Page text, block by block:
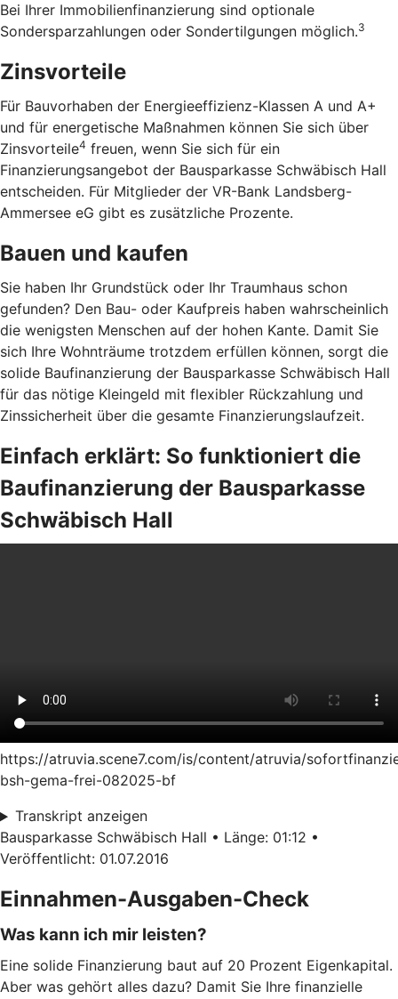
Bei Ihrer Immobilienfinanzierung sind optionale
Sondersparzahlungen oder Sondertilgungen möglich.3
Zinsvorteile
Für Bauvorhaben der Energieeffizienz-Klassen A und A+
und für energetische Maßnahmen können Sie sich über
Zinsvorteile4 freuen, wenn Sie sich für ein
Finanzierungsangebot der Bausparkasse Schwäbisch Hall
entscheiden. Für Mitglieder der VR-Bank Landsberg-
Ammersee eG gibt es zusätzliche Prozente.
Bauen und kaufen
Sie haben Ihr Grundstück oder Ihr Traumhaus schon
gefunden? Den Bau- oder Kaufpreis haben wahrscheinlich
die wenigsten Menschen auf der hohen Kante. Damit Sie
sich Ihre Wohnträume trotzdem erfüllen können, sorgt die
solide Baufinanzierung der Bausparkasse Schwäbisch Hall
für das nötige Kleingeld mit flexibler Rückzahlung und
Zinssicherheit über die gesamte Finanzierungslaufzeit.
Einfach erklärt: So funktioniert die
Baufinanzierung der Bausparkasse
Schwäbisch Hall
https://atruvia.scene7.com/is/content/atruvia/
bsh-gema-frei-082025-bf
Transkript anzeigen
Bausparkasse Schwäbisch Hall • Länge: 01:12 •
Veröffentlicht: 01.07.2016
Einnahmen-Ausgaben-Check
Was kann ich mir leisten?
Eine solide Finanzierung baut auf 20 Prozent Eigenkapital.
Aber was gehört alles dazu? Damit Sie Ihre finanzielle